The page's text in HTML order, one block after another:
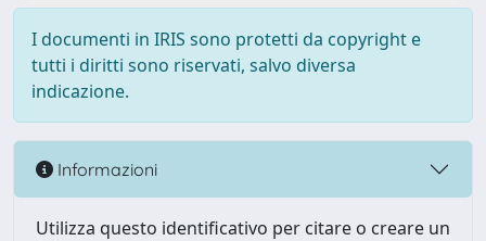
I documenti in IRIS sono protetti da copyright e
tutti i diritti sono riservati, salvo diversa
indicazione.
Informazioni
Utilizza questo identificativo per citare o creare un